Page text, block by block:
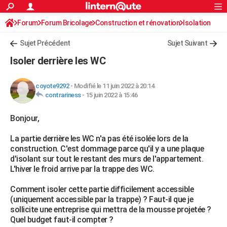
ACTUALITÉS
Politique
Société
Faits Divers
Education
Monde
Villes
+
Retraite
Impôts
Epargne
Immobilier
Risques naturels par ville
Banque
Assurance
Crédit
AUTO
HIGH-TECH
BRICOLAGE
Forum
Aménagement intérieur
Extérieur
Cuisine
Salle de bains
Jardinage
Rangement
WEEK-END
Art de vivre
Bien-être
Loisirs
ModeModes de vie
SANTE
Alimentation
Guide de la santé
Maladies
Médicaments
Sommeil
VOYAGE
Rechercher
S'inscrire
Connexion
Forum Forum Bricolage Construction et rénovation Isolation
Sujet Précédent Sujet Suivant
Isoler derrière les WC
coyote9292- Modifié le 11 juin 2022 à 20:14
contrariness- 15 juin 2022 à 15:46
Bonjour,
La partie derrière les WC n'a pas été isolée lors de la
construction. C'est dommage parce qu'il y a une plaque
d'isolant sur tout le restant des murs de l'appartement.
L'hiver le froid arrive par la trappe des WC.
Comment isoler cette partie difficilement accessible
(uniquement accessible par la trappe) ? Faut-il que je
sollicite une entreprise qui mettra de la mousse projetée ?
Quel budget faut-il compter ?